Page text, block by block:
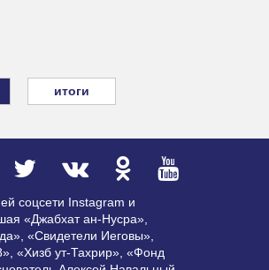
итоги
соцсети Instagram и
«Джабхат ан-Нусра»,
«Свидетели Иеговы»,
«Хизб ут-Тахрир», «Фонд